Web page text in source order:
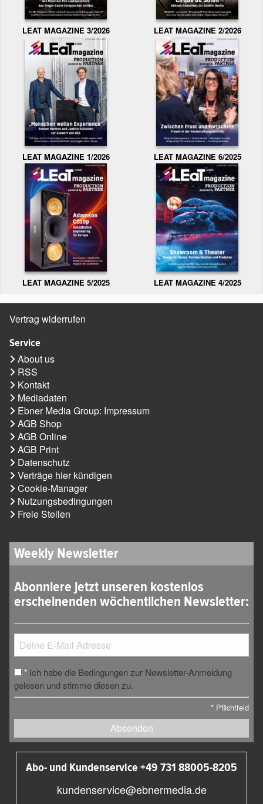
LEAT MAGAZINE 3/2026 LEAT MAGAZINE 2/2026
LEAT MAGAZINE 1/2026 LEAT MAGAZINE 6/2025
LEAT MAGAZINE 5/2025 LEAT MAGAZINE 4/2025
Vertrag widerrufen
Service
About us
RSS
Kontakt
Mediadaten
Ebner Media Group: Impressum
AGB Shop
AGB Online
AGB Print
Datenschutz
Verträge hier kündigen
Cookie-Manager
Nutzungsbedingungen
Freie Stellen
Weekly Newsletter
Abonniere jetzt unseren kostenlos
erscheinenden wöchentlichen Newsletter:
* Ich habe die Bedingungen zur Newsletter-Anmeldung
gelesen und stimme diesen zu.
* Pflichtfeld
Absenden
Abo- und Kundenservice +49 731 88005-8205
kundenservice@ebnermedia.de